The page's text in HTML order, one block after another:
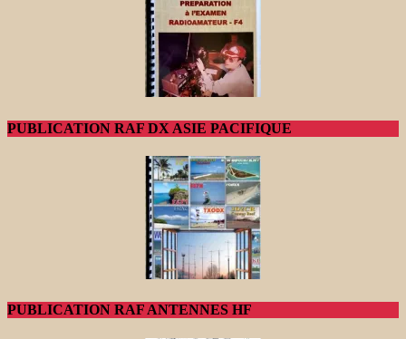
PUBLICATION RAF DX ASIE PACIFIQUE
PUBLICATION RAF ANTENNES HF